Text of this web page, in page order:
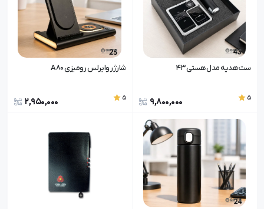
ست هدیه مدل هستی 43
5
9,800,000
شارژر وایرلس رومیزی A80
5
2,950,000